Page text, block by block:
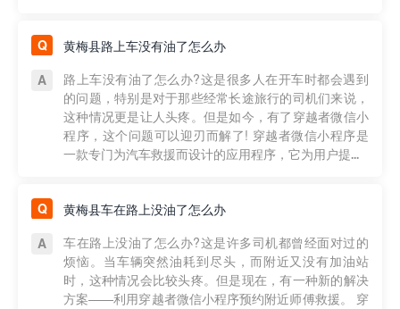
黄梅县路上车没有油了怎么办
路上车没有油了怎么办?这是很多人在开车时都会遇到
的问题，特别是对于那些经常长途旅行的司机们来说，
这种情况更是让人头疼。但是如今，有了穿越者微信小
程序，这个问题可以迎刃而解了! 穿越者微信小程序是
一款专门为汽车救援而设计的应用程序，它为用户提...
黄梅县车在路上没油了怎么办
车在路上没油了怎么办?这是许多司机都曾经面对过的
烦恼。当车辆突然油耗到尽头，而附近又没有加油站
时，这种情况会比较头疼。但是现在，有一种新的解决
方案——利用穿越者微信小程序预约附近师傅救援。 穿